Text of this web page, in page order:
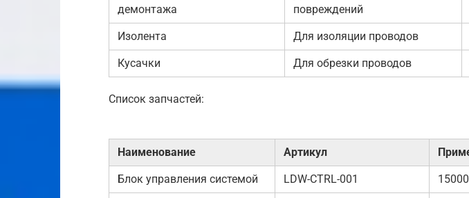
демонтажа
повреждений
Изолента Для изоляции проводов
Кусачки Для обрезки проводов
Список запчастей:
Наименование Артикул
Блок управления системой LDW-CTRL-001